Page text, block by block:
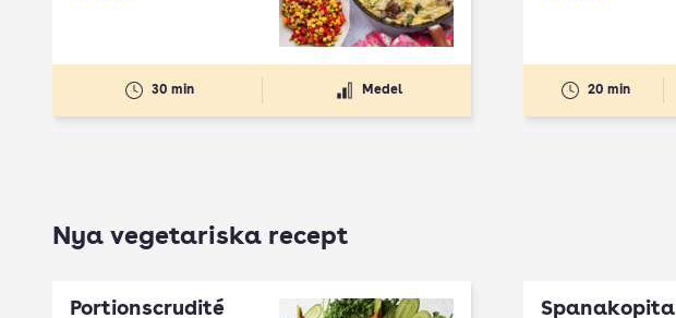
30 min Medel 20 min
Nya vegetariska recept
Portionscrudité
Spanakopita